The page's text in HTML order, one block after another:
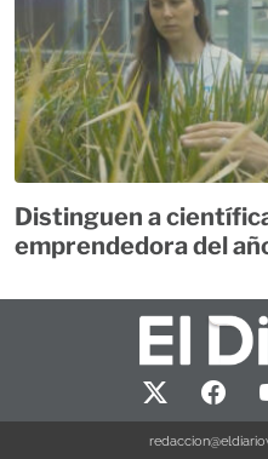
Distinguen a
emprendedora del